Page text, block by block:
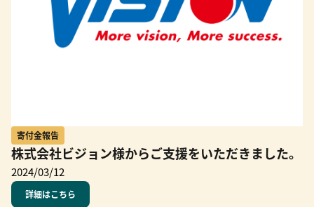
寄付金報告
株式会社ビジョン様からご支援をいただきました。
2024/03/12
詳細はこちら